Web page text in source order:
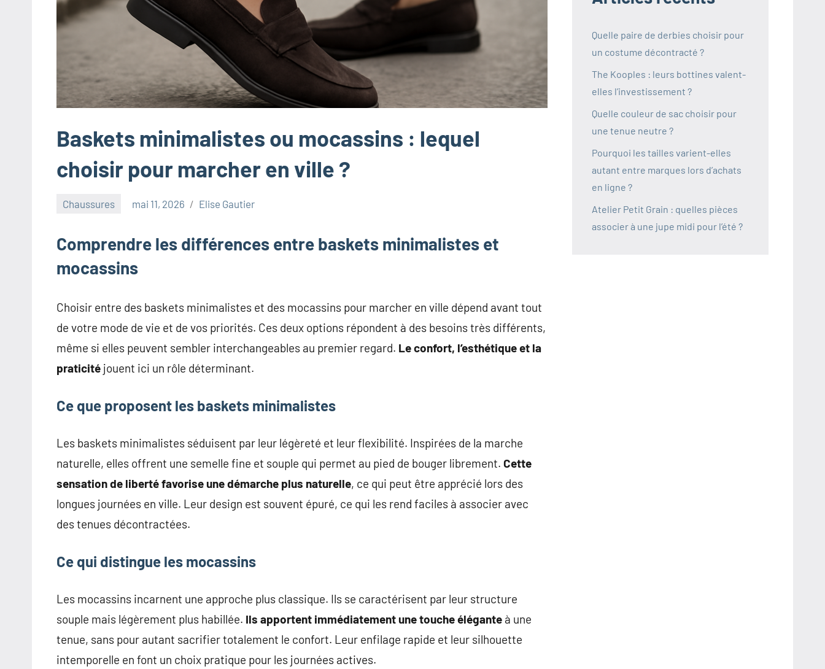
l'entrepreneuriat,
au
dans
et
événements
Rejoignez-
pour
insights
précieux
sur
féminine
plus
encore.
Baskets minimalistes ou mocassins : lequel
choisir pour marcher en ville ?
Chaussures mai 11, 2026 Elise Gautier
Comprendre les différences entre baskets minimalistes et
mocassins
Choisir entre des baskets minimalistes et des mocassins pour marcher en ville dépend avant tout
de votre mode de vie et de vos priorités. Ces deux options répondent à des besoins très différents,
même si elles peuvent sembler interchangeables au premier regard. Le confort, l’esthétique et la
praticité jouent ici un rôle déterminant.
Ce que proposent les baskets minimalistes
Les baskets minimalistes séduisent par leur légèreté et leur flexibilité. Inspirées de la marche
naturelle, elles offrent une semelle fine et souple qui permet au pied de bouger librement. Cette
sensation de liberté favorise une démarche plus naturelle, ce qui peut être apprécié lors des
longues journées en ville. Leur design est souvent épuré, ce qui les rend faciles à associer avec
des tenues décontractées.
Ce qui distingue les mocassins
Les mocassins incarnent une approche plus classique. Ils se caractérisent par leur structure
souple mais légèrement plus habillée. Ils apportent immédiatement une touche élégante à une
tenue, sans pour autant sacrifier totalement le confort. Leur enfilage rapide et leur silhouette
intemporelle en font un choix pratique pour les journées actives.
Quelle paire de derbies choisir pour
un costume décontracté ?
The Kooples : leurs bottines valent-
elles l’investissement ?
Quelle couleur de sac choisir pour
une tenue neutre ?
Pourquoi les tailles varient-elles
autant entre marques lors d’achats
en ligne ?
Atelier Petit Grain : quelles pièces
associer à une jupe midi pour l’été ?